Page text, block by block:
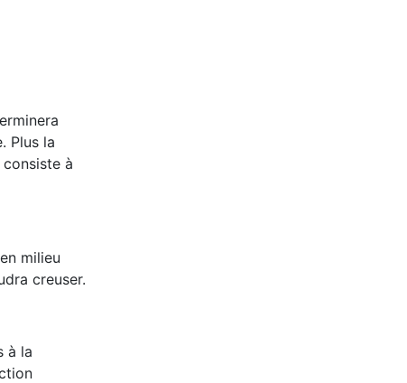
Plus la
à
milieu
creuser.
à la